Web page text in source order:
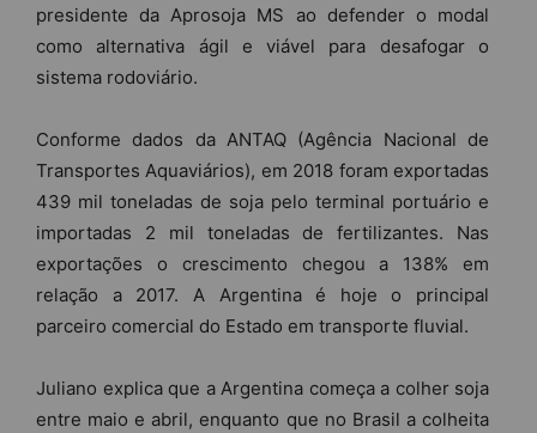
presidente da Aprosoja MS ao defender o modal
como alternativa ágil e viável para desafogar o
sistema rodoviário.
Conforme dados da ANTAQ (Agência Nacional de
Transportes Aquaviários), em 2018 foram exportadas
439 mil toneladas de soja pelo terminal portuário e
importadas 2 mil toneladas de fertilizantes. Nas
exportações o crescimento chegou a 138% em
relação a 2017. A Argentina é hoje o principal
parceiro comercial do Estado em transporte fluvial.
Juliano explica que a Argentina começa a colher soja
entre maio e abril, enquanto que no Brasil a colheita